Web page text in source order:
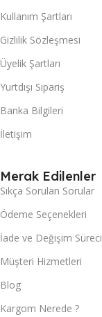
Kullanım Şartları
Gizlilik Sözleşmesi
Üyelik Şartları
Yurtdışı Sipariş
Banka Bilgileri
İletişim
Merak Edilenler
Sıkça Sorulan Sorular
Ödeme Seçenekleri
İade ve Değişim Süreci
Müşteri Hizmetleri
Blog
Kargom Nerede ?